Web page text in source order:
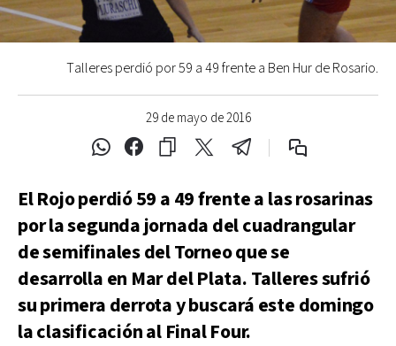
29 de mayo de 2016
Talleres perdió por 59 a 49 frente a Ben Hur de Rosario.
El Rojo perdió 59 a 49 frente a las rosarinas
por la segunda jornada del cuadrangular
de semifinales del Torneo que se
desarrolla en Mar del Plata. Talleres sufrió
su primera derrota y buscará este domingo
la clasificación al Final Four.